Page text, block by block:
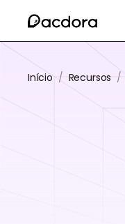
Início / Recursos /